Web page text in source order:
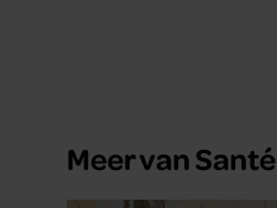
Meer van Santé